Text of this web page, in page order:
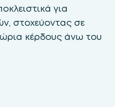
για
στοχεύοντας σε
κέρδους άνω του